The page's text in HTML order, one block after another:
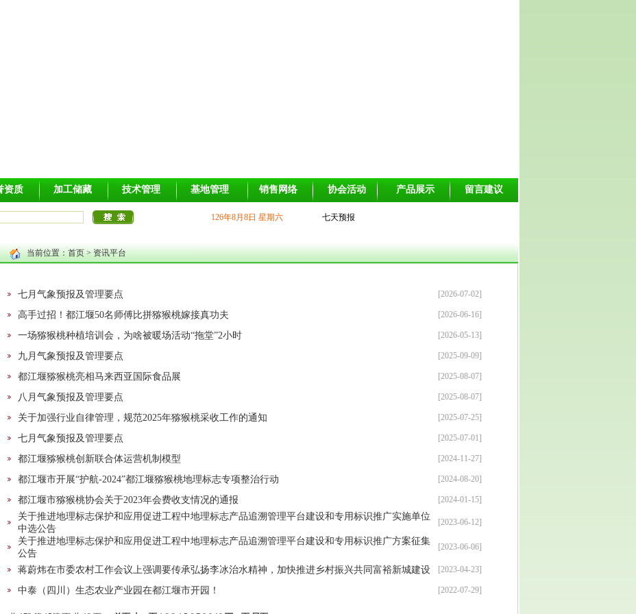
资质 加工储藏 技术管理 基地管理 销售网络 协会活动 产品展示 留言建议
126年8月8日 星期六
当前位置： 首页 > 资讯平台
七月气象预报及管理要点 [2026-07-02]
高手过招！都江堰50名师傅比拼猕猴桃嫁接真功夫 [2026-06-16]
一场猕猴桃种植培训会，为啥被暖场活动“拖堂”2小时 [2026-05-13]
九月气象预报及管理要点 [2025-09-09]
都江堰猕猴桃亮相马来西亚国际食品展 [2025-08-07]
八月气象预报及管理要点 [2025-08-07]
关于加强行业自律管理，规范2025年猕猴桃采收工作的通知 [2025-07-25]
七月气象预报及管理要点 [2025-07-01]
都江堰猕猴桃创新联合体运营机制模型 [2024-11-27]
都江堰市开展“护航-2024”都江堰猕猴桃地理标志专项整治行动 [2024-08-20]
都江堰市猕猴桃协会关于2023年会费收支情况的通报 [2024-01-15]
关于推进地理标志保护和应用促进工程中地理标志产品追溯管理平台建设和专用标识推广实施单位
中选公告
[2023-06-12]
关于推进地理标志保护和应用促进工程中地理标志产品追溯管理平台建设和专用标识推广方案征集
公告
[2023-06-06]
蒋蔚炜在市委农村工作会议上强调要传承弘扬李冰治水精神，加快推进乡村振兴共同富裕新城建设 [2023-04-23]
中泰（四川）生态农业产业园在都江堰市开园！ [2022-07-29]